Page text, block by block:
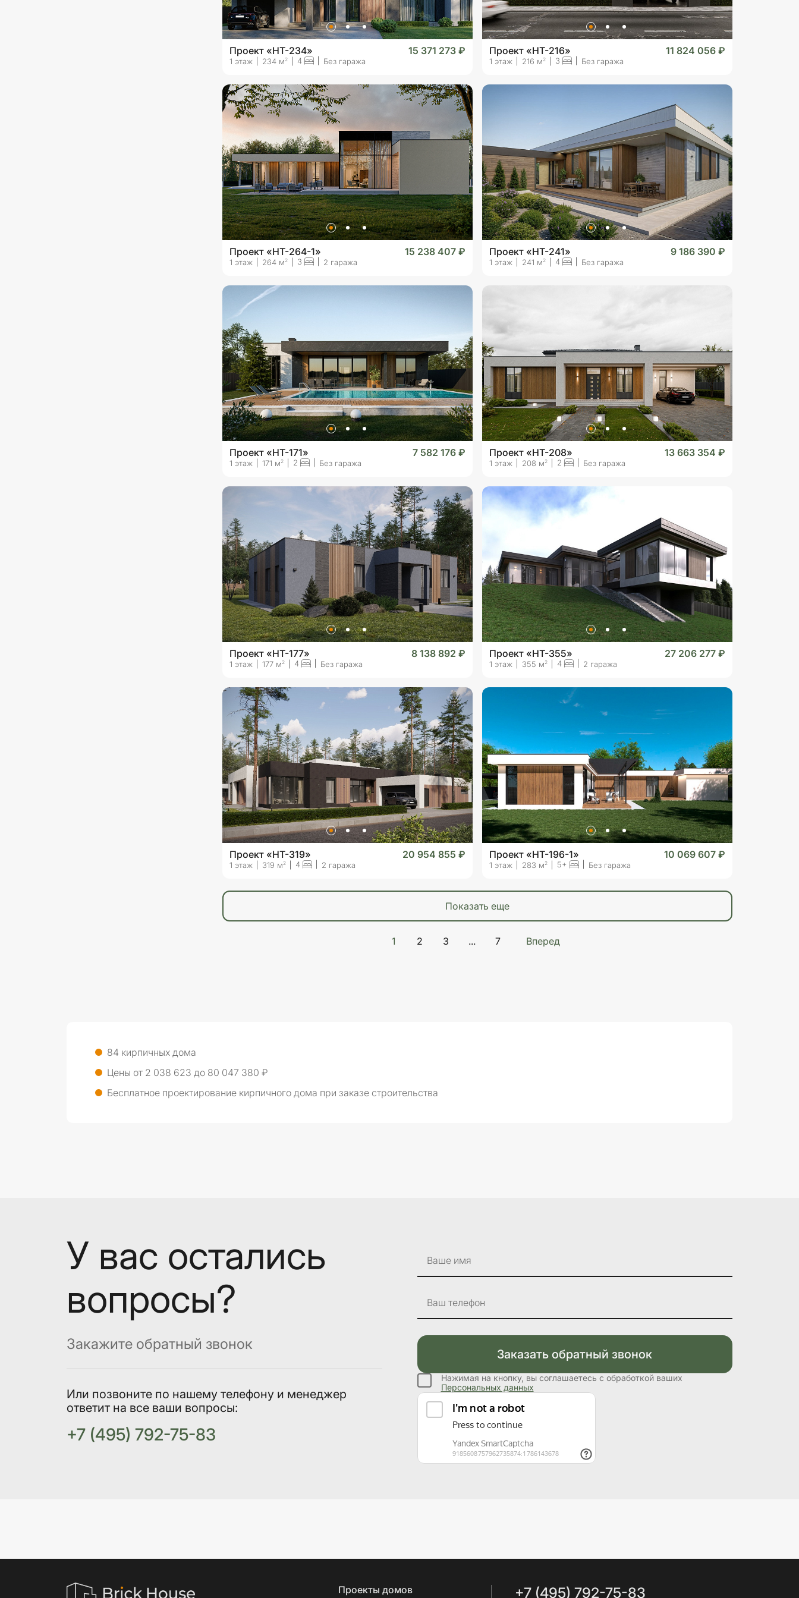
Проект «HT-234» 15 371 273 ₽
1 этаж 234 м2 4 Без гаража
Проект «HT-216» 11 824 056 ₽
1 этаж 216 м2 3 Без гаража
Проект «HT-264-1» 15 238 407 ₽
1 этаж 264 м2 3 2 гаража
Проект «HT-241» 9 186 390 ₽
1 этаж 241 м2 4 Без гаража
Проект «HT-171» 7 582 176 ₽
1 этаж 171 м2 2 Без гаража
Проект «HT-208» 13 663 354 ₽
1 этаж 208 м2 2 Без гаража
Проект «HT-177» 8 138 892 ₽
1 этаж 177 м2 4 Без гаража
Проект «HT-355» 27 206 277 ₽
1 этаж 355 м2 4 2 гаража
Проект «HT-319» 20 954 855 ₽
1 этаж 319 м2 4 2 гаража
Проект «HT-196-1» 10 069 607 ₽
1 этаж 283 м2 5+ Без гаража
показать еще
1 2 3 ... 7 Вперед
84 кирпичных дома
Цены от 2 038 623 до 80 047 380 ₽
Бесплатное проектирование кирпичного дома при заказе строительства
У вас остались
вопросы?
Закажите обратный звонок
Или позвоните по нашему телефону и менеджер
ответит на все ваши вопросы:
+7 (495) 792-75-83
Ваше имя
Ваш телефон
Заказать обратный звонок
Нажимая на кнопку, вы соглашаетесь с обработкой ваших
Персональных данных
Проекты домов +7 (495) 792-75-83